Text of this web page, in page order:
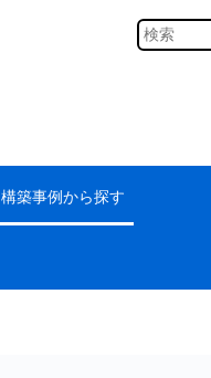
構築事例から探す